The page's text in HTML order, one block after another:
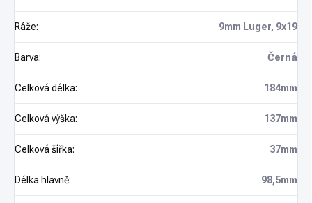
Ráže: 9mm Luger, 9x19
Barva: Černá
Celková délka: 184mm
Celková výška: 137mm
Celková šířka: 37mm
Délka hlavně: 98,5mm